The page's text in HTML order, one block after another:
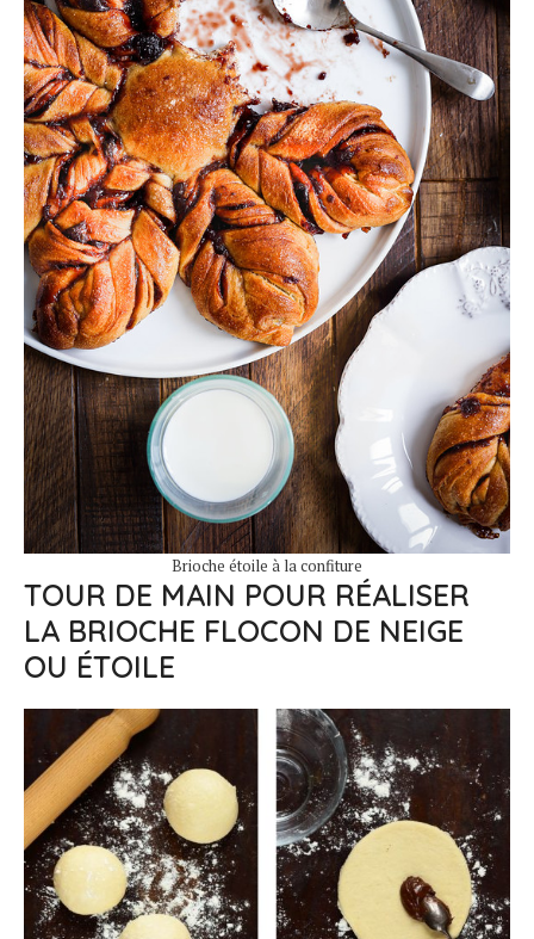
Brioche étoile à la confiture
TOUR DE MAIN POUR RÉALISER
LA BRIOCHE FLOCON DE NEIGE
OU ÉTOILE